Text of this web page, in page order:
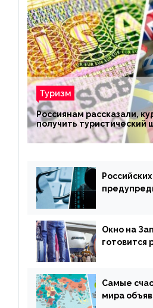
Туризм
Россиянам рассказали,
получить туристический
Окно на
готовится
Самые
мира